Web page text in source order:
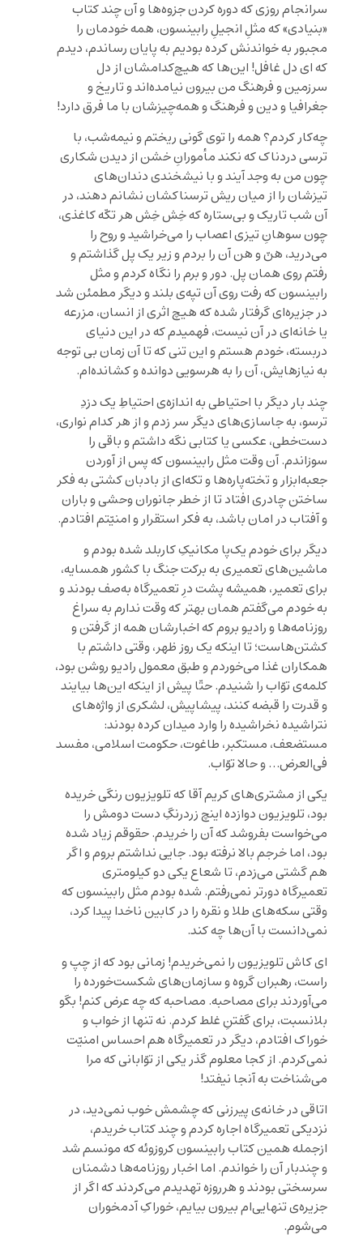
سرانجام روزی که دوره کردن جزوه‌ها و آن چند کتاب
«بنیادی» که مثلِ انجیلِ رابینسون، همه خودمان را
مجبور به خواندنش کرده بودیم به پایان رساندم، دیدم
که ای دل غافل! این‌ها که هیچ‌کدامشان از دل
سرزمین و فرهنگ من بیرون نیامده‌اند و تاریخ و
جغرافیا و دین و فرهنگ و همه‌چیزشان با ما فرق دارد!
چه‌کار کردم؟ همه را توی گونی ریختم و نیمه‌شب، با
ترسی دردناک که نکند مأمورانِ خشن از دیدن شکاری
چون من به وجد آیند و با نیشخندی دندان‌های
تیزشان را از میان ریش ترسناکشان نشانم دهند، در
آن شب تاریک و بی‌ستاره که خِش خِش هر تکّه کاغذی،
چون سوهانِ تیزی اعصاب را می‌خراشید و روح را
می‌درید، هنّ و هن آن را بردم و زیر یک پل گذاشتم و
رفتم روی همان پل. دور و برم را نگاه کردم و مثل
رابینسون که رفت روی آن تپه‌ی بلند و دیگر مطمئن شد
در جزیره‌ای گرفتار شده که هیچ اثری از انسان، مزرعه
یا خانه‌ای در آن نیست، فهمیدم که در این دنیای
دربسته، خودم هستم و این تنی که تا آن زمان بی توجه
به نیازهایش، آن را به هرسویی دوانده و کشانده‌ام.
چند بار دیگر با احتیاطی به اندازه‌ی احتیاطِ یک دزدِ
ترسو، به جاسازی‌های دیگر سر زدم و از هر کدام نواری،
دست‌خطی، عکسی یا کتابی نگه داشتم و باقی را
سوزاندم. آن وقت مثل رابینسون که پس از آوردن
جعبه‌ابزار و تخته‌پاره‌ها و تکه‌ای از بادبان کشتی به فکر
ساختن چادری افتاد تا از خطر جانوران وحشی و باران
و آفتاب در امان باشد، به فکر استقرار و امنیّتم افتادم.
دیگر برای خودم یک‌پا مکانیکِ کاربلد شده بودم و
ماشین‌های تعمیری به برکت جنگ با کشور همسایه،
برای تعمیر، همیشه پشت درِ تعمیرگاه به‌صف بودند و
به خودم می‌گفتم همان بهتر که وقت ندارم به سراغ
روزنامه‌ها و رادیو بروم که اخبارشان همه از گرفتن و
کشتن‌هاست؛ تا اینکه یک روز ظهر، وقتی داشتم با
همکاران غذا می‌خوردم و طبق معمول رادیو روشن بود،
کلمه‌ی توّاب را شنیدم. حتّا پیش از اینکه این‌ها بیایند
و قدرت را قبضه کنند، پیشاپیش، لشکری از واژه‌های
نتراشیده نخراشیده را وارد میدان کرده بودند:
مستضعف، مستکبر، طاغوت، حکومت اسلامی، مفسد
فی‌العرض… و حالا توّاب.
یکی از مشتری‌های کریم آقا که تلویزیون رنگی خریده
بود، تلویزیون دوازده اینچ زردرنگِ دست دومش را
می‌خواست بفروشد که آن را خریدم. حقوقم زیاد شده
بود، اما خرجم بالا نرفته بود. جایی نداشتم بروم و اگر
هم گشتی می‌زدم، تا شعاع یکی دو کیلومتری
تعمیرگاه دورتر نمی‌رفتم. شده بودم مثل رابینسون که
وقتی سکه‌های طلا و نقره را در کابین ناخدا پیدا کرد،
نمی‌دانست با آن‌ها چه کند.
ای کاش تلویزیون را نمی‌خریدم! زمانی بود که از چپ و
راست، رهبران گروه و سازمان‌های شکست‌خورده را
می‌آوردند برای مصاحبه. مصاحبه که چه عرض کنم! بگو
بلانسبت، برای گفتنِ غلط کردم. نه تنها از خواب و
خوراک افتادم، دیگر در تعمیرگاه هم احساس امنیّت
نمی‌کردم. از کجا معلوم گذر یکی از توّابانی که مرا
می‌شناخت به آنجا نیفتد!
اتاقی در خانه‌ی پیرزنی که چشمش خوب نمی‌دید، در
نزدیکی تعمیرگاه اجاره کردم و چند کتاب خریدم،
ازجمله همین کتاب رابینسون کروزوئه که مونسم شد
و چندبار آن را خواندم. اما اخبار روزنامه‌ها دشمنان
سرسختی بودند و هرروزه تهدیدم می‌کردند که اگر از
جزیره‌ی تنهایی‌ام بیرون بیایم، خوراکِ آدمخوران
می‌شوم.